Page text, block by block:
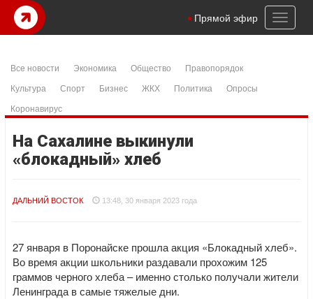
Toggle
Прямой эфир
Все новости Экономика Общество
Правопорядок
Культура
Спорт Бизнес ЖКХ Политика
Опросы
Коронавирус
На Сахалине выкинули
«блокадный» хлеб
ДАЛЬНИЙ ВОСТОК 13:48, 30 января 2023 года
27 января в Поронайске прошла акция «Блокадный хлеб».
Во время акции школьники раздавали прохожим 125
граммов черного хлеба – именно столько получали жители
Ленинграда в самые тяжелые дни.